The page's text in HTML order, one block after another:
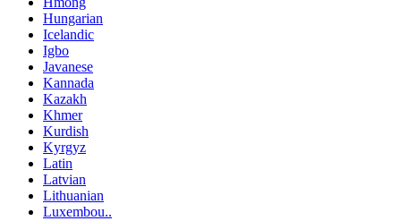
Hungarian
Icelandic
Igbo
Javanese
Kannada
Kazakh
Khmer
Kurdish
Kyrgyz
Latin
Latvian
Lithuanian
Luxembou..